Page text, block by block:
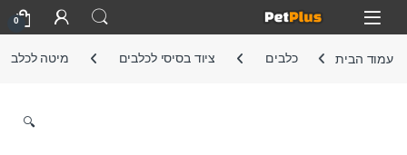
Skip to navigation
Skip to content
Open
0
עמוד הבית כלבים ציוד בסיסי לכלבים מיטה לכלב
🔍